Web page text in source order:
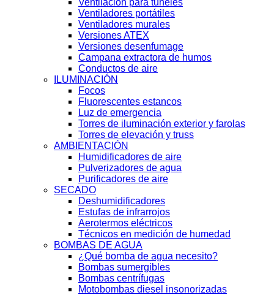
Ventilación para tuneles
Ventiladores portátiles
Ventiladores murales
Versiones ATEX
Versiones desenfumage
Campana extractora de humos
Conductos de aire
ILUMINACIÓN
Focos
Fluorescentes estancos
Luz de emergencia
Torres de iluminación exterior y farolas
Torres de elevación y truss
AMBIENTACIÓN
Humidificadores de aire
Pulverizadores de agua
Purificadores de aire
SECADO
Deshumidificadores
Estufas de infrarrojos
Aerotermos eléctricos
Técnicos en medición de humedad
BOMBAS DE AGUA
¿Qué bomba de agua necesito?
Bombas sumergibles
Bombas centrífugas
Motobombas diesel insonorizadas